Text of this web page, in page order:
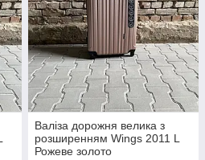
Валіза дорожня велика з
розширенням Wings 2011 L
Рожеве золото